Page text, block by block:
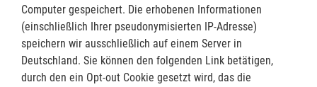
Computer gespeichert. Die erhobenen Informationen
(einschließlich Ihrer pseudonymisierten IP-Adresse)
speichern wir ausschließlich auf einem Server in
Deutschland. Sie können den folgenden Link betätigen,
durch den ein Opt-out Cookie gesetzt wird, das die